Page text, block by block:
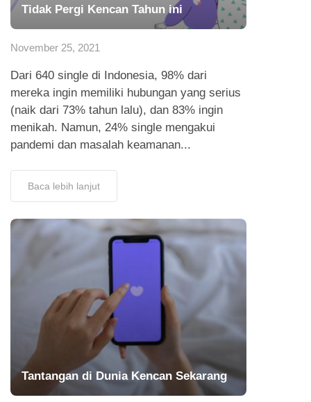
Tidak Pergi Kencan Tahun ini
November 25, 2021
Dari 640 single di Indonesia, 98% dari
mereka ingin memiliki hubungan yang serius
(naik dari 73% tahun lalu), dan 83% ingin
menikah. Namun, 24% single mengakui
pandemi dan masalah keamanan...
Baca lebih lanjut
Tantangan di Dunia Kencan Sekarang